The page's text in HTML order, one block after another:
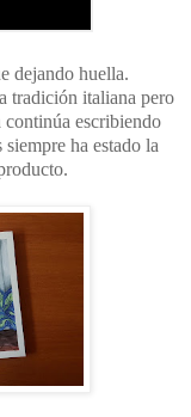
dejando huella.
tradición italiana pero
continúa escribiendo
ha estado la